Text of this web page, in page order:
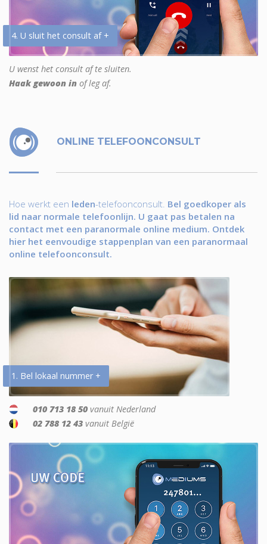
4. U sluit het consult af +
U wenst het consult af te sluiten.
Haak gewoon in of leg af.
ONLINE TELEFOONCONSULT
Hoe werkt een leden-telefoonconsult. Bel goedkoper als
lid naar normale telefoonlijn. U gaat pas betalen na
contact met een paranormale online medium. Ontdek
hier het eenvoudige stappenplan van een paranormaal
online telefoonconsult.
1. Bel lokaal nummer +
010 713 18 50 vanuit Nederland
02 788 12 43 vanuit België